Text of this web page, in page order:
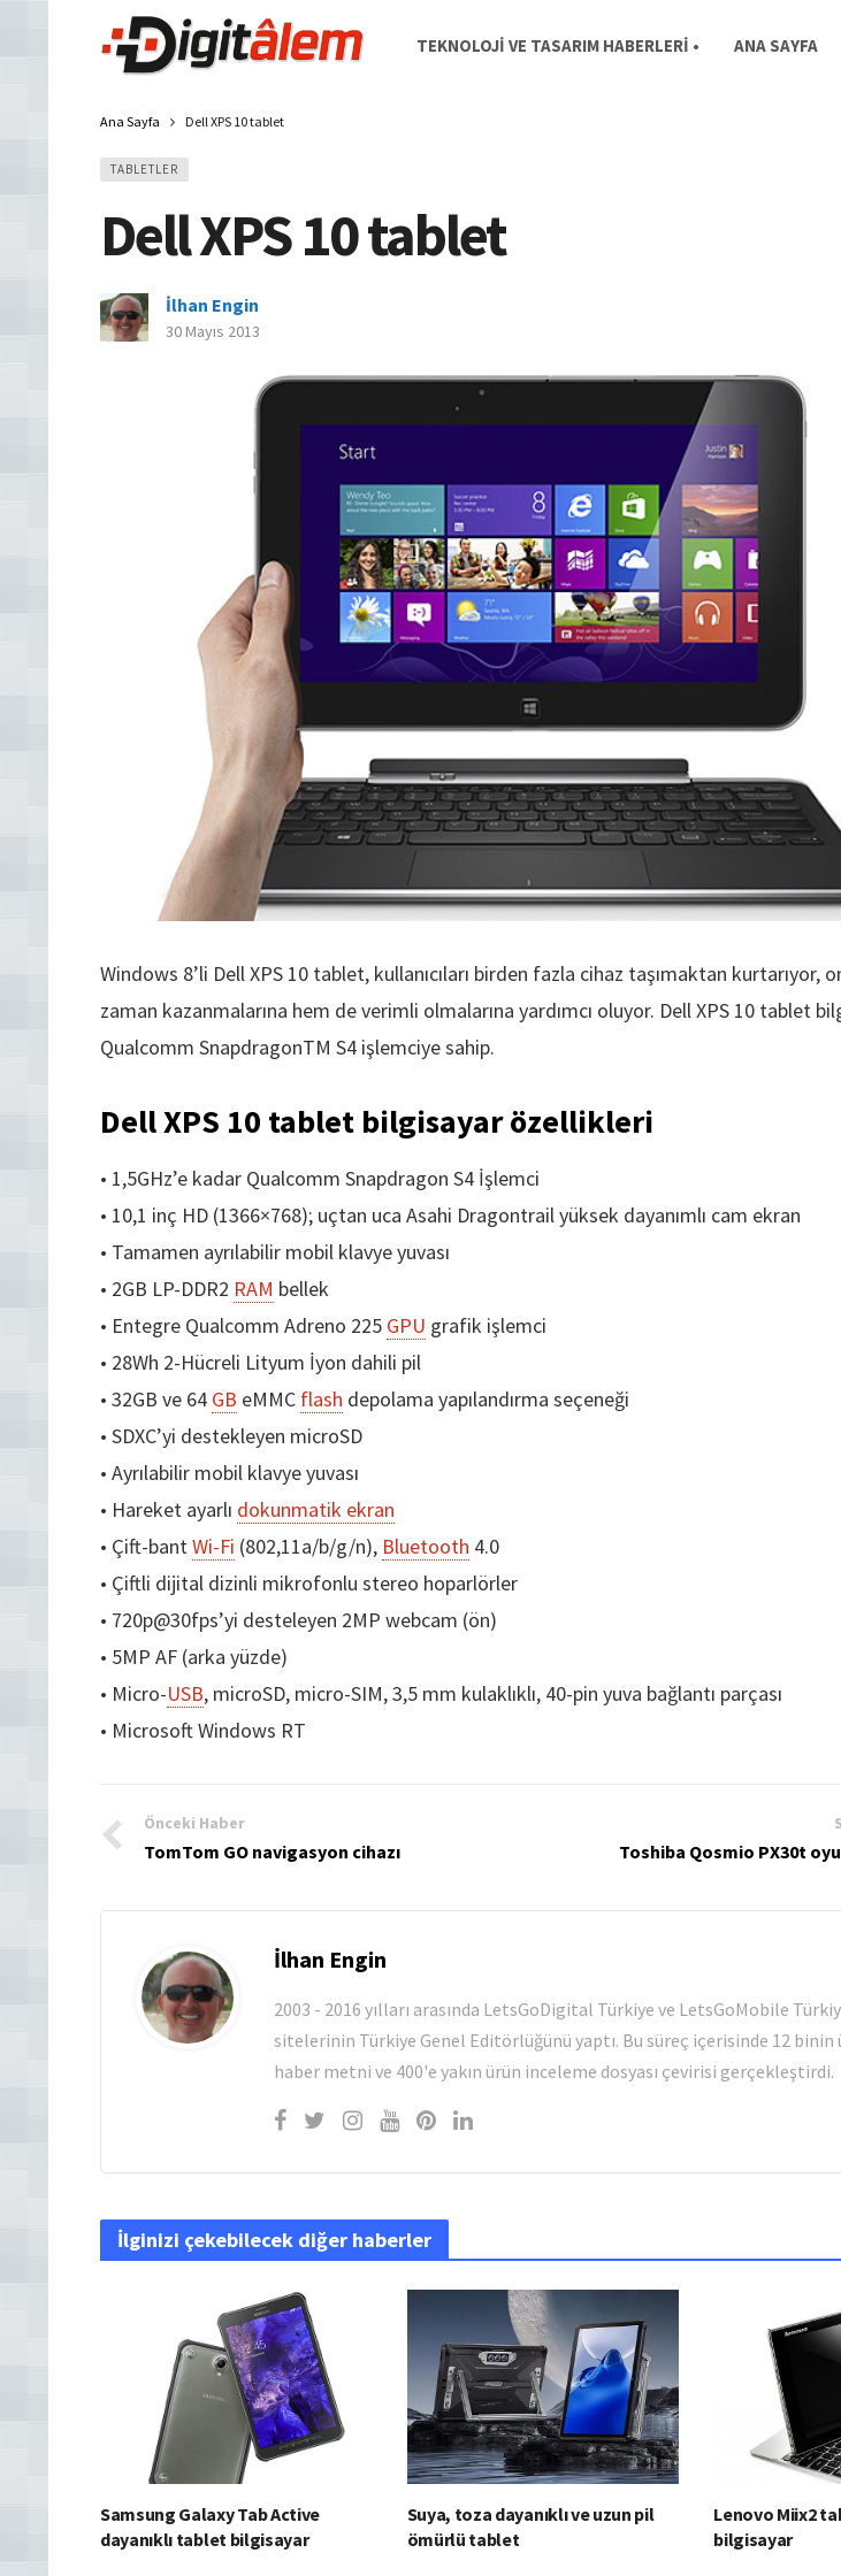
TEKNOLOJI VE TASARIM HABERLERI • ANA SAYFA
Ana Sayfa Dell XPS 10 tablet
TABLETLER
Dell XPS 10 tablet
İlhan Engin
30 Mayıs 2013
Windows 8’li Dell XPS 10 tablet, kullanıcıları birden fazla cihaz taşımaktan kurtarıyor,
zaman kazanmalarına hem de verimli olmalarına yardımcı oluyor. Dell XPS 10 tablet
Qualcomm SnapdragonTM S4 işlemciye sahip.
Dell XPS 10 tablet bilgisayar özellikleri
• 1,5GHz’e kadar Qualcomm Snapdragon S4 İşlemci
• 10,1 inç HD (1366×768); uçtan uca Asahi Dragontrail yüksek dayanımlı cam ekran
• Tamamen ayrılabilir mobil klavye yuvası
• 2GB LP-DDR2 RAM bellek
• Entegre Qualcomm Adreno 225 GPU grafik işlemci
• 28Wh 2-Hücreli Lityum İyon dahili pil
• 32GB ve 64 GB eMMC flash depolama yapılandırma seçeneği
• SDXC’yi destekleyen microSD
• Ayrılabilir mobil klavye yuvası
• Hareket ayarlı dokunmatik ekran
• Çift-bant Wi-Fi (802,11a/b/g/n), Bluetooth 4.0
• Çiftli dijital dizinli mikrofonlu stereo hoparlörler
• 720p@30fps’yi desteleyen 2MP webcam (ön)
• 5MP AF (arka yüzde)
• Micro-USB, microSD, micro-SIM, 3,5 mm kulaklıklı, 40-pin yuva bağlantı parçası
• Microsoft Windows RT
Önceki Haber
TomTom GO navigasyon cihazı Toshiba Qosmio PX30t
İlhan Engin
2003 - 2016 yılları arasında LetsGoDigital Türkiye ve LetsGoMobile
sitelerinin Türkiye Genel Editörlüğünü yaptı. Bu süreç içerisinde 12 binin
haber metni ve 400'e yakın ürün inceleme dosyası çevirisi gerçekleştirdi.
İlginizi çekebilecek diğer haberler
Samsung Galaxy Tab Active
dayanıklı tablet bilgisayar
Suya, toza dayanıklı ve uzun pil
ömürlü tablet
Lenovo Miix2
bilgisayar